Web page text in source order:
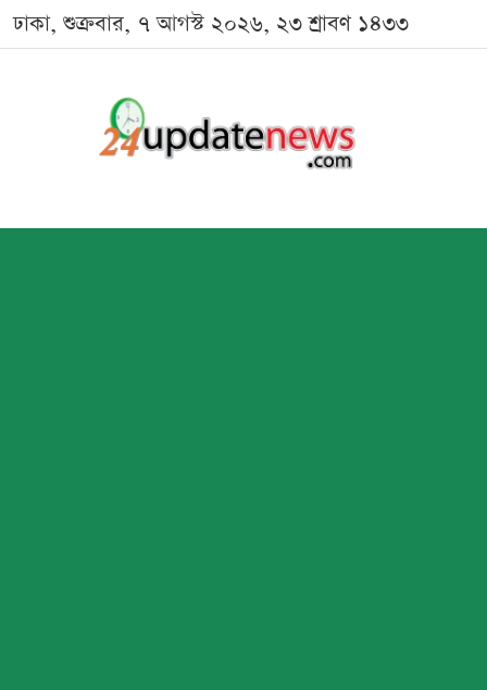
ঢাকা, শুক্রবার, ৭ আগস্ট ২০২৬, ২৩ শ্রাবণ ১৪৩৩